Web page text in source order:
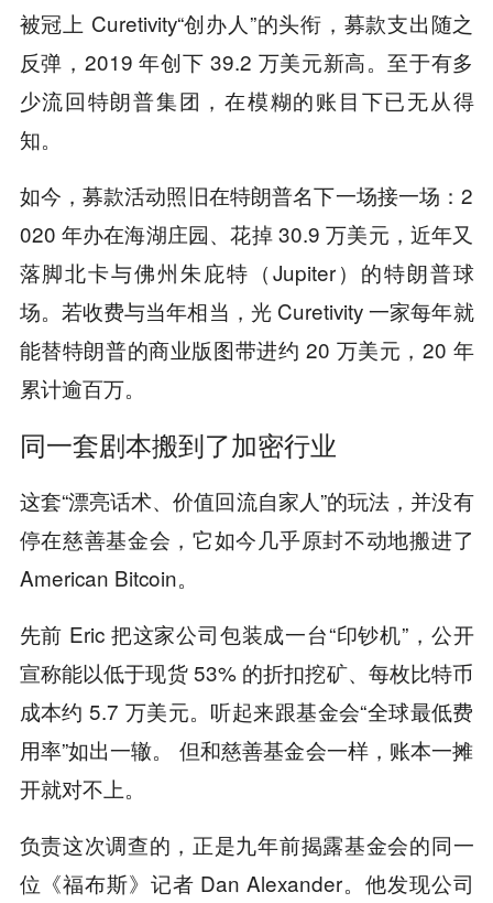
被冠上 Curetivity“创办人”的头衔，募款支出随之
反弹，2019 年创下 39.2 万美元新高。至于有多
少流回特朗普集团，在模糊的账目下已无从得
知。
如今，募款活动照旧在特朗普名下一场接一场：2
020 年办在海湖庄园、花掉 30.9 万美元，近年又
落脚北卡与佛州朱庇特（Jupiter）的特朗普球
场。若收费与当年相当，光 Curetivity 一家每年就
能替特朗普的商业版图带进约 20 万美元，20 年
累计逾百万。
同一套剧本搬到了加密行业
这套“漂亮话术、价值回流自家人”的玩法，并没有
停在慈善基金会，它如今几乎原封不动地搬进了
American Bitcoin。
先前 Eric 把这家公司包装成一台“印钞机”，公开
宣称能以低于现货 53% 的折扣挖矿、每枚比特币
成本约 5.7 万美元。听起来跟基金会“全球最低费
用率”如出一辙。 但和慈善基金会一样，账本一摊
开就对不上。
负责这次调查的，正是九年前揭露基金会的同一
位《福布斯》记者 Dan Alexander。他发现公司